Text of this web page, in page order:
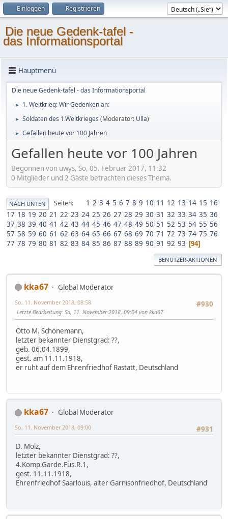
Einloggen Registrieren
Die neue Gedenk-tafel -
das Informationsportal
Hauptmenü
Die neue Gedenk-tafel - das Informationsportal
► 1. Weltkrieg: Wir Gedenken an:
► Soldaten des 1.Weltkrieges (Moderator: Ulla)
► Gefallen heute vor 100 Jahren
Gefallen heute vor 100 Jahren
Begonnen von uwys, So, 05. Februar 2017, 11:32
0 Mitglieder und 2 Gäste betrachten dieses Thema.
NACH UNTEN Seiten 1 2 3 4 5 6 7 8 9 10 11 12 13 14 15 16
17 18 19 20 21 22 23 24 25 26 27 28 29 30 31 32 33 34 35 36
37 38 39 40 41 42 43 44 45 46 47 48 49 50 51 52 53 54 55 56
57 58 59 60 61 62 63 64 65 66 67 68 69 70 71 72 73 74 75 76
77 78 79 80 81 82 83 84 85 86 87 88 89 90 91 92 93 94
BENUTZER-AKTIONEN
kka67
Global Moderator
#930
So, 11. November 2018, 08:58
Letzte Bearbeitung: So, 11. November 2018, 09:04 von kka67
Otto M. Schönemann,
letzter bekannter Dienstgrad: ??,
geb. 06.04.1899,
gest. am 11.11.1918,
er ruht auf dem Ehrenfriedhof Rastatt, Deutschland
kka67
Global Moderator
#931
So, 11. November 2018, 09:00
D. Molz,
letzter bekannter Dienstgrad: ??,
4.Komp.Garde.Füs.R.1,
gest. 11.11.1918,
Ehrenfriedhof Saarlouis, alter Garnisonfriedhof, Deutschland